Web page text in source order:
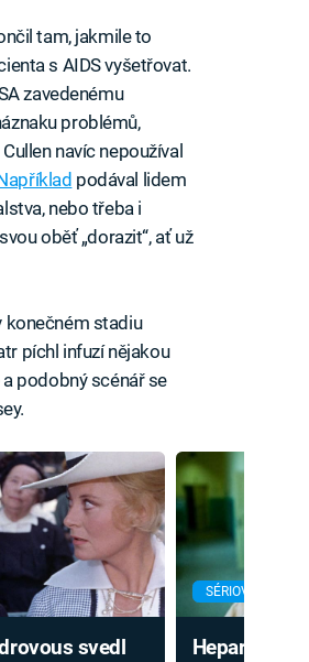
tam, jakmile to
s AIDS vyšetřovat.
zavedenému
problémů,
navíc nepoužíval
podával lidem
nebo třeba i
oběť „dorazit“, ať už
konečném stadiu
píchl infuzí nějakou
podobný scénář se
svedl
SÉRIOVÍ VRAZI
Heparinový